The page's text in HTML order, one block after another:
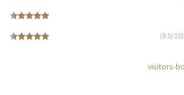
(
8.9/10)
visitors-